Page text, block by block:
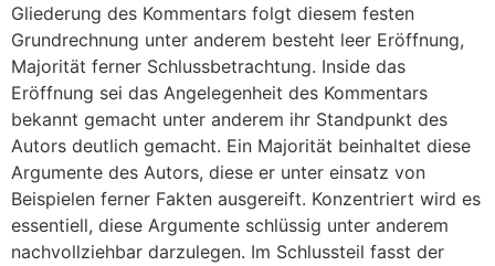
Gliederung des Kommentars folgt diesem festen
Grundrechnung unter anderem besteht leer Eröffnung,
Majorität ferner Schlussbetrachtung. Inside das
Eröffnung sei das Angelegenheit des Kommentars
bekannt gemacht unter anderem ihr Standpunkt des
Autors deutlich gemacht. Ein Majorität beinhaltet diese
Argumente des Autors, diese er unter einsatz von
Beispielen ferner Fakten ausgereift. Konzentriert wird es
essentiell, diese Argumente schlüssig unter anderem
nachvollziehbar darzulegen. Im Schlussteil fasst der